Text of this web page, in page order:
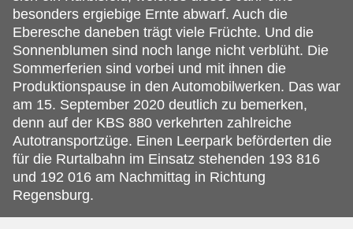
besonders ergiebige Ernte abwarf. Auch die
Eberesche daneben trägt viele Früchte. Und die
Sonnenblumen sind noch lange nicht verblüht. Die
Sommerferien sind vorbei und mit ihnen die
Produktionspause in den Automobilwerken. Das war
am 15. September 2020 deutlich zu bemerken,
denn auf der KBS 880 verkehrten zahlreiche
Autotransportzüge. Einen Leerpark beförderten die
für die Rurtalbahn im Einsatz stehenden 193 816
und 192 016 am Nachmittag in Richtung
Regensburg.